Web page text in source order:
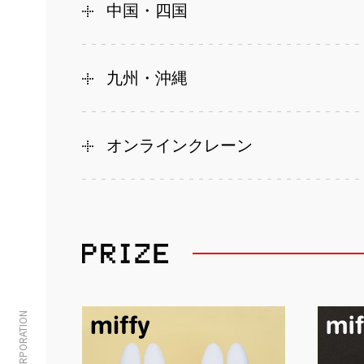
中国・四国
九州・沖縄
オンラインクレーン